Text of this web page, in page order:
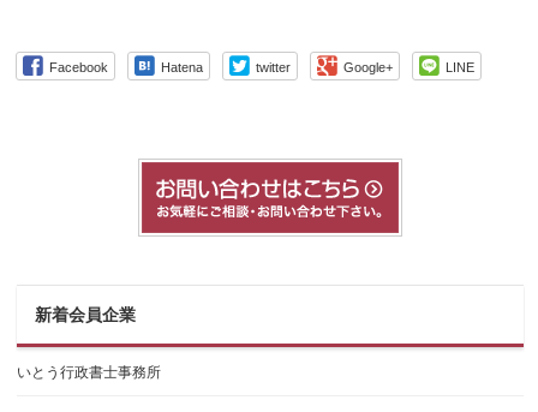
Facebook Hatena twitter Google+ LINE
新着会員企業
いとう行政書士事務所